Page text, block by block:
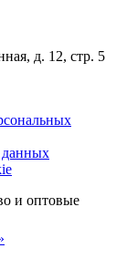
д. 12, стр. 5
данных
и оптовые